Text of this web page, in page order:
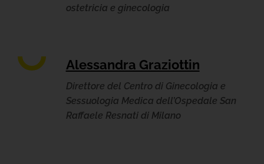
ostetricia e ginecologia
Alessandra Graziottin
Direttore del Centro di Ginecologia e
Sessuologia Medica dell’Ospedale San
Raffaele Resnati di Milano